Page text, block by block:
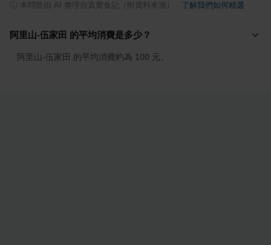
本問答由 AI 整理自真實食記（附資料來源） 了解我們如何精選
阿里山-伍家田 的平均消費是多少？
阿里山-伍家田 的平均消費約為 100 元。